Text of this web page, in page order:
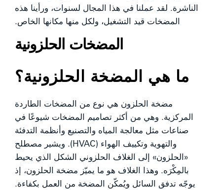
الناشرة. لقد عملنا في هذا المجال لسنوات، ورأينا هذه
المضخات قيد التشغيل، ولكل منها مكانها الخاص.
المضخات الحلزونية
ما هي المضخة الحلزونية؟
مضخة الحلزون هي نوع من المضخات الطاردة
المركزية. وهي من أكثر تصاميم المضخات شيوعًا في
صناعات مثل معالجة المياه والتصنيع وأنظمة التدفئة
والتهوية وتكييف الهواء (HVAC). ويشير مصطلح
«الحلزون» إلى الغلاف الحلزوني الشكل الذي يحيط
بالمِكْرَه. وهذا الغلاف هو ما يميّز مضخة الحلزون، إذ
يوجّه تدفق السائل ويُمكّن المضخة من العمل بكفاءة.